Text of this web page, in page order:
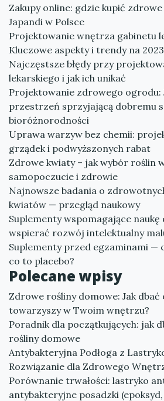
Zakupy online: gdzie kupić
Japandi w Polsce
Projektowanie wnętrza gabinetu
Kluczowe aspekty i trendy na
Najczęstsze błędy przy
lekarskiego i jak ich unikać
Projektowanie zdrowego ogrodu:
przestrzeń sprzyjającą dobremu
bioróżnorodności
Uprawa warzyw bez chemii:
grządek i podwyższonych rabat
Zdrowe kwiaty – jak wybór roślin
samopoczucie i zdrowie
Najnowsze badania o
kwiatów — przegląd naukowy
Suplementy wspomagające naukę
wspierać rozwój intelektualny
Suplementy przed egzaminami —
co to placebo?
Polecane wpisy
Zdrowe rośliny domowe: Jak dbać
towarzyszy w Twoim wnętrzu?
Poradnik dla początkujących: jak
rośliny domowe
Antybakteryjna Podłoga z
Rozwiązanie dla Zdrowego
Porównanie trwałości: lastryko
antybakteryjne posadzki